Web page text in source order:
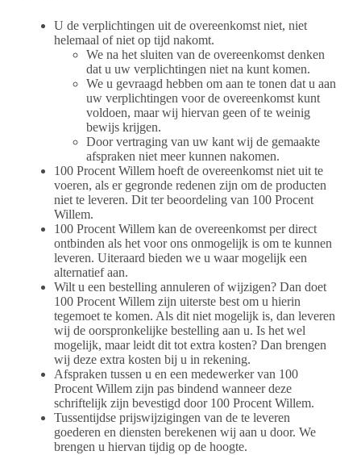
U de verplichtingen uit de overeenkomst niet, niet
helemaal of niet op tijd nakomt.
We na het sluiten van de overeenkomst denken
dat u uw verplichtingen niet na kunt komen.
We u gevraagd hebben om aan te tonen dat u aan
uw verplichtingen voor de overeenkomst kunt
voldoen, maar wij hiervan geen of te weinig
bewijs krijgen.
Door vertraging van uw kant wij de gemaakte
afspraken niet meer kunnen nakomen.
100 Procent Willem hoeft de overeenkomst niet uit te
voeren, als er gegronde redenen zijn om de producten
niet te leveren. Dit ter beoordeling van 100 Procent
Willem.
100 Procent Willem kan de overeenkomst per direct
ontbinden als het voor ons onmogelijk is om te kunnen
leveren. Uiteraard bieden we u waar mogelijk een
alternatief aan.
Wilt u een bestelling annuleren of wijzigen? Dan doet
100 Procent Willem zijn uiterste best om u hierin
tegemoet te komen. Als dit niet mogelijk is, dan leveren
wij de oorspronkelijke bestelling aan u. Is het wel
mogelijk, maar leidt dit tot extra kosten? Dan brengen
wij deze extra kosten bij u in rekening.
Afspraken tussen u en een medewerker van 100
Procent Willem zijn pas bindend wanneer deze
schriftelijk zijn bevestigd door 100 Procent Willem.
Tussentijdse prijswijzigingen van de te leveren
goederen en diensten berekenen wij aan u door. We
brengen u hiervan tijdig op de hoogte.